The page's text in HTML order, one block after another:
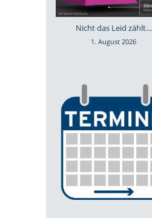
Nicht das Leid zählt…
1. August 2026